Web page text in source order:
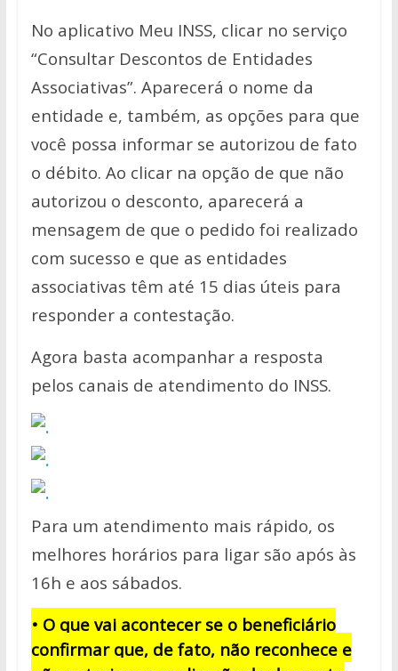
No aplicativo Meu INSS, clicar no serviço
“Consultar Descontos de Entidades
Associativas”. Aparecerá o nome da
entidade e, também, as opções para que
você possa informar se autorizou de fato
o débito. Ao clicar na opção de que não
autorizou o desconto, aparecerá a
mensagem de que o pedido foi realizado
com sucesso e que as entidades
associativas têm até 15 dias úteis para
responder a contestação.
Agora basta acompanhar a resposta
pelos canais de atendimento do INSS.
Para um atendimento mais rápido, os
melhores horários para ligar são após às
16h e aos sábados.
• O que vai acontecer se o beneficiário
confirmar que, de fato, não reconhece e